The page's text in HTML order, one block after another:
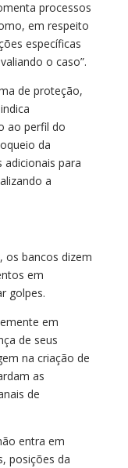
processos
em respeito
específicas
o caso”.
de proteção,
ao perfil do
da
para
a
os bancos dizem
em
golpes.
em
de seus
na criação de
as
de
entra em
posições da